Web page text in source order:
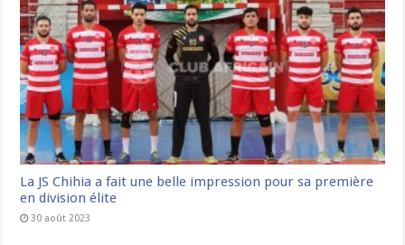
La JS Chihia a fait une belle impression pour sa première
en division élite
30 août 2023